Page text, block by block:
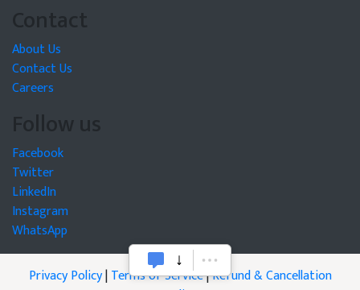
Contact
About Us
Contact Us
Careers
Follow us
Facebook
Twitter
LinkedIn
Instagram
WhatsApp
Privacy Policy|Terms of Service|Refund & Cancellation